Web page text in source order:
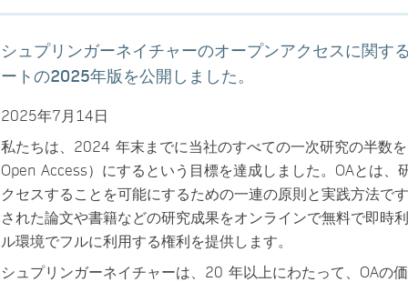
シュプリンガーネイチャーのオープンアクセスに関す
ートの2025年版を公開しました。
2025年7月14日
私たちは、2024 年末までに当社のすべての一次研究の半数を
Open Access）にするという目標を達成しました。OAとは、
クセスすることを可能にするための一連の原則と実践方法で
された論文や書籍などの研究成果をオンラインで無料で即時
ル環境でフルに利用する権利を提供します。
シュプリンガーネイチャーは、20 年以上にわたって、OAの